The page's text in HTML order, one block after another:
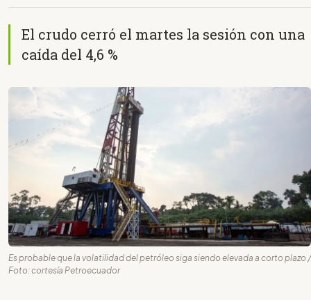
El crudo cerró el martes la sesión con una
caída del 4,6 %
Es probable que la volatilidad del petróleo siga siendo elevada a corto plazo /
Foto: cortesía Petroecuador